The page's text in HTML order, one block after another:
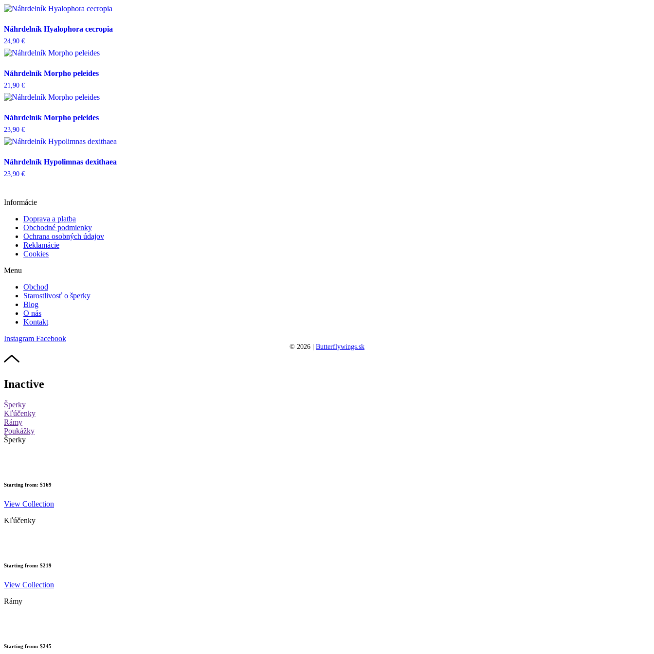
Náhrdelník Hyalophora cecropia
24,90 €
Náhrdelník Morpho peleides
21,90 €
Náhrdelník Morpho peleides
23,90 €
Náhrdelník Hypolimnas dexithaea
23,90 €
Informácie
Doprava a platba
Obchodné podmienky
Ochrana osobných údajov
Reklamácie
Cookies
Menu
Obchod
Starostlivosť o šperky
Blog
O nás
Kontakt
Instagram Facebook
© 2026 | Butterflywings.sk
Inactive
Šperky
Kľúčenky
Rámy
Poukážky
Šperky
Starting from: $169
View Collection
Kľúčenky
Starting from: $219
View Collection
Rámy
Starting from: $245